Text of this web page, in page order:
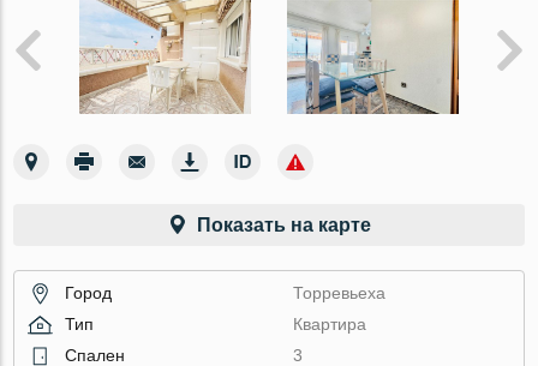
Показать на карте
Город
Торревьеха
Тип
Квартира
Спален
3